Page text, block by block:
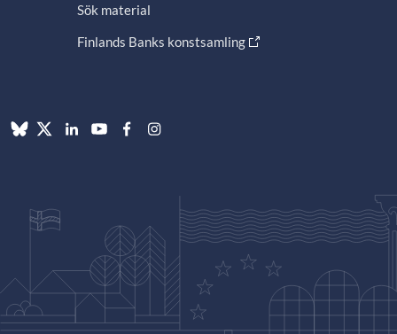
Sök material
Finlands Banks konstsamling